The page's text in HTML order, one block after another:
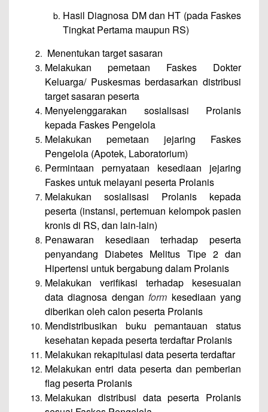
Hasil Diagnosa DM dan HT (pada Faskes
Tingkat Pertama maupun RS)
Menentukan target sasaran
Melakukan pemetaan Faskes Dokter
Keluarga/ Puskesmas berdasarkan distribusi
target sasaran peserta
Menyelenggarakan sosialisasi Prolanis
kepada Faskes Pengelola
Melakukan pemetaan jejaring Faskes
Pengelola (Apotek, Laboratorium)
Permintaan pernyataan kesediaan jejaring
Faskes untuk melayani peserta Prolanis
Melakukan sosialisasi Prolanis kepada
peserta (instansi, pertemuan kelompok pasien
kronis di RS, dan lain-lain)
Penawaran kesediaan terhadap peserta
penyandang Diabetes Melitus Tipe 2 dan
Hipertensi untuk bergabung dalam Prolanis
Melakukan verifikasi terhadap kesesuaian
data diagnosa denganform kesediaan yang
diberikan oleh calon peserta Prolanis
Mendistribusikan buku pemantauan status
kesehatan kepada peserta terdaftar Prolanis
Melakukan rekapitulasi data peserta terdaftar
Melakukan entri data peserta dan pemberian
flag peserta Prolanis
Melakukan distribusi data peserta Prolanis